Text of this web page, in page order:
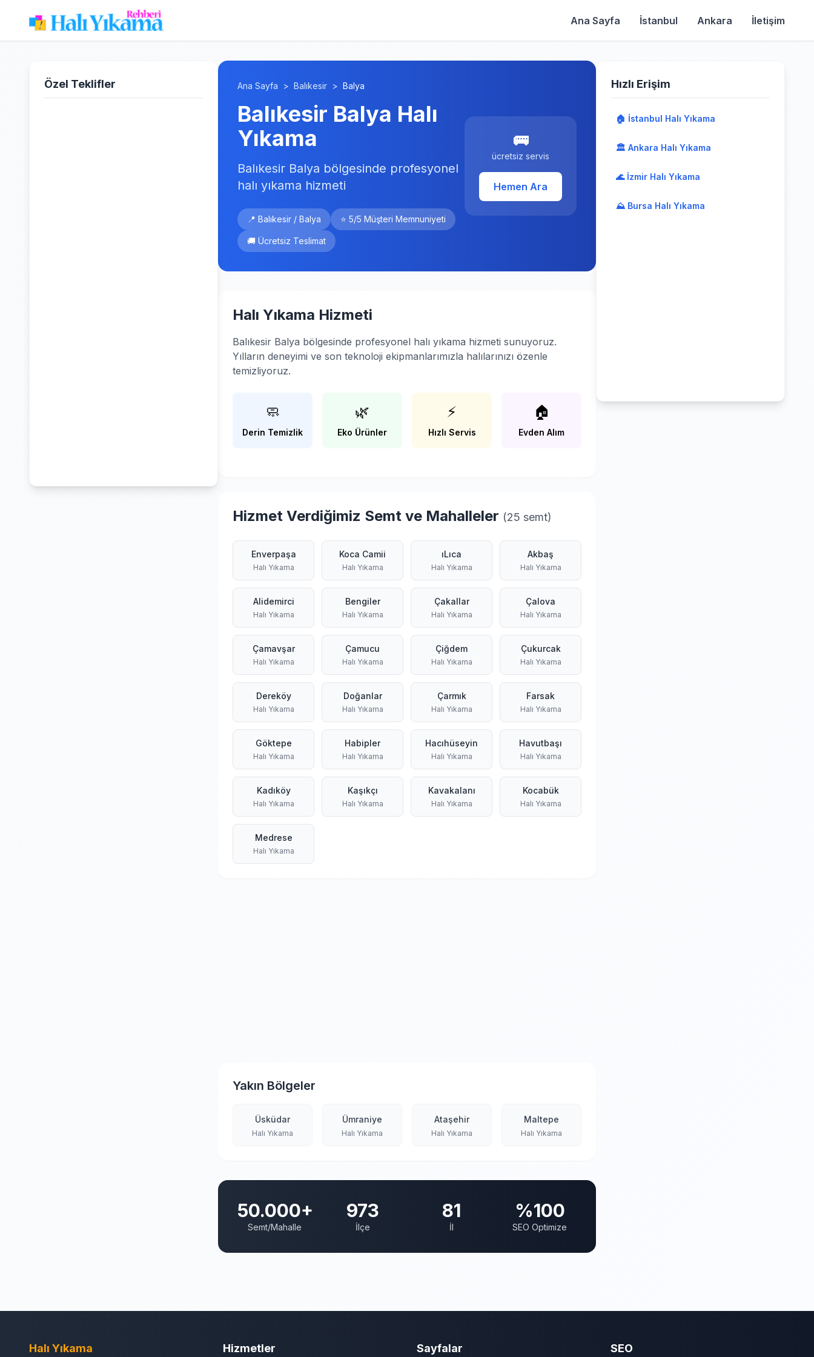
Ana Sayfa İstanbul Ankara İletişim
Özel Teklifler Ana Sayfa > Balıkesir > Balya
Balıkesir Balya Halı
Yıkama
Balıkesir Balya bölgesinde profesyonel
halı yıkama hizmeti
📍 Balıkesir / Balya ⭐ 5/5 Müşteri Memnuniyeti
🚚 Ücretsiz Teslimat
🚌
ücretsiz servis
Hemen Ara
Halı Yıkama Hizmeti
Balıkesir Balya bölgesinde profesyonel halı yıkama hizmeti sunuyoruz.
Yılların deneyimi ve son teknoloji ekipmanlarımızla halılarınızı özenle
temizliyoruz.
🧼
Derin Temizlik
🌿
Eko Ürünler
⚡
Hızlı Servis
🏠
Evden Alım
Hizmet Verdiğimiz Semt ve Mahalleler (25 semt)
Enverpaşa
Halı Yıkama
Koca Camii
Halı Yıkama
ıLıca
Halı Yıkama
Akbaş
Halı Yıkama
Alidemirci
Halı Yıkama
Bengiler
Halı Yıkama
Çakallar
Halı Yıkama
Çalova
Halı Yıkama
Çamavşar
Halı Yıkama
Çamucu
Halı Yıkama
Çiğdem
Halı Yıkama
Çukurcak
Halı Yıkama
Dereköy
Halı Yıkama
Doğanlar
Halı Yıkama
Çarmık
Halı Yıkama
Farsak
Halı Yıkama
Göktepe
Halı Yıkama
Habipler
Halı Yıkama
Hacıhüseyin
Halı Yıkama
Havutbaşı
Halı Yıkama
Kadıköy
Halı Yıkama
Kaşıkçı
Halı Yıkama
Kavakalanı
Halı Yıkama
Kocabük
Halı Yıkama
Medrese
Halı Yıkama
Yakın Bölgeler
Üsküdar
Halı Yıkama
Ümraniye
Halı Yıkama
Ataşehir
Halı Yıkama
Maltepe
Halı Yıkama
50.000+
Semt/Mahalle
973
İlçe
81
İl
%100
SEO Optimize
Hızlı Erişim
🏠 İstanbul Halı Yıkama
🏛️ Ankara Halı Yıkama
🌊 İzmir Halı Yıkama
⛰️ Bursa Halı Yıkama
Halı Yıkama Hizmetler Sayfalar SEO